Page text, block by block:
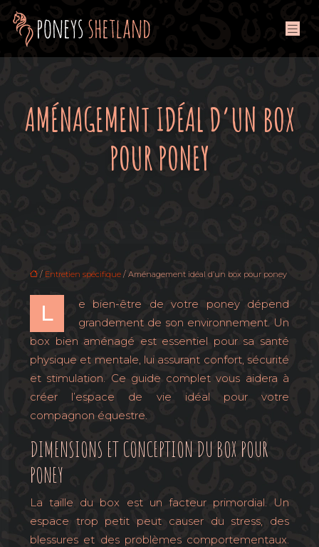
AMÉNAGEMENT IDÉAL D’UN BOX
POUR PONEY
/ Entretien spécifique / Aménagement idéal d’un box pour poney
L
e bien-être de votre poney dépend
grandement de son environnement. Un
box bien aménagé est essentiel pour sa santé
physique et mentale, lui assurant confort, sécurité
et stimulation. Ce guide complet vous aidera à
créer l’espace de vie idéal pour votre
compagnon équestre.
DIMENSIONS ET CONCEPTION DU BOX POUR
PONEY
La taille du box est un facteur primordial. Un
espace trop petit peut causer du stress, des
blessures et des problèmes comportementaux.